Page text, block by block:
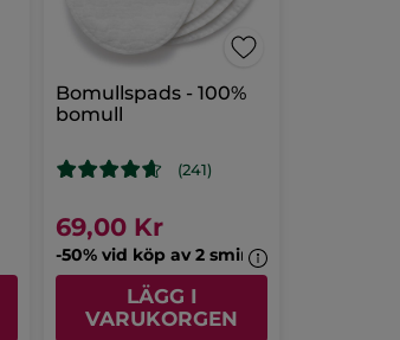
Bomullspads - 100%
bomull
(241)
69,00 Kr
-50% vid köp av 2 sminkprodukter
LÄGG I
VARUKORGEN